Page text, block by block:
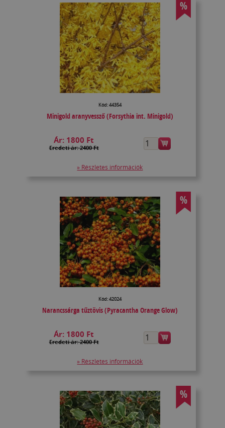
%
Kód: 44354
Minigold aranyvessző (Forsythia int. Minigold)
Ár: 1800 Ft
Eredeti ár: 2400 Ft
» Részletes információk
%
Kód: 42024
Narancssárga tűztövis (Pyracantha Orange Glow)
Ár: 1800 Ft
Eredeti ár: 2400 Ft
» Részletes információk
%